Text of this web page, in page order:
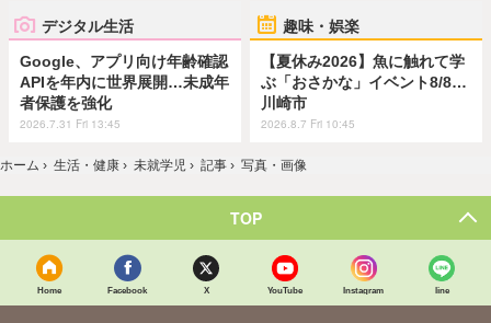
デジタル生活
Google、アプリ向け年齢確認
APIを年内に世界展開…未成年
者保護を強化
2026.7.31 Fri 13:45
趣味・娯楽
【夏休み2026】魚に触れて学
ぶ「おさかな」イベント8/8…
川崎市
2026.8.7 Fri 10:45
ホーム › 生活・健康 › 未就学児 › 記事 › 写真・画像
TOP
Home Facebook X YouTube Instagram line